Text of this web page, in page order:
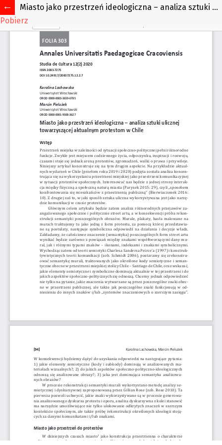
Miasto jako przestrzeń ideologiczna – analiza sztuki ulicznej towarzyszącej aktualnym protestom w Chile
Pobierz